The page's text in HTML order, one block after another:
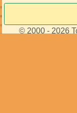
© 2000 - 2026